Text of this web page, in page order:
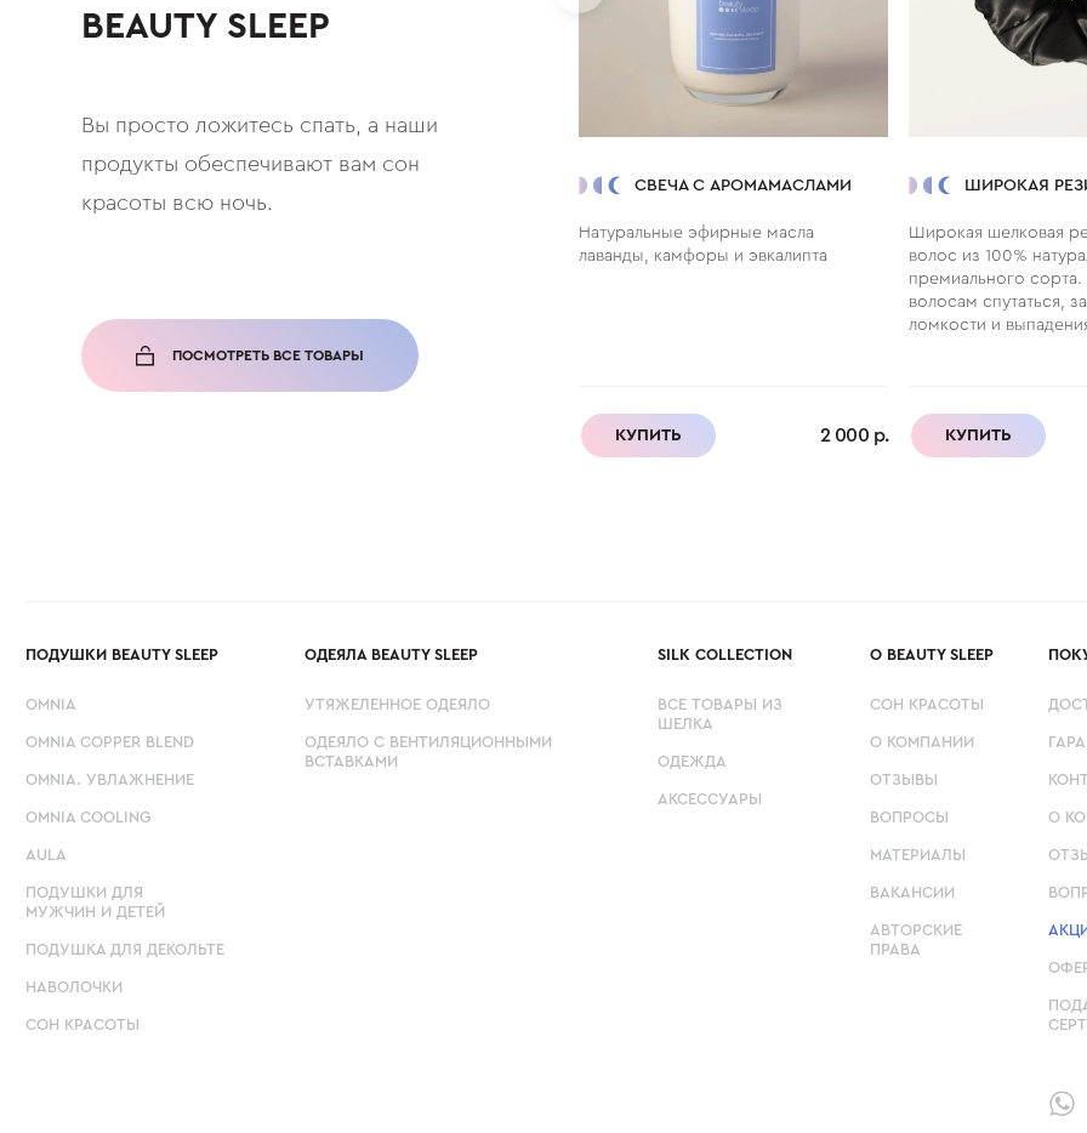
BEAUTY SLEEP
Вы просто ложитесь спать, а наши
продукты обеспечивают вам сон
красоты всю ночь.
ПОСМОТРЕТЬ ВСЕ ТОВАРЫ
СВЕЧА С АРОМАМАСЛАМИ
Натуральные эфирные масла
лаванды, камфоры и эвкалипта
КУПИТЬ 2 000 р.
ШИРОКАЯ
Широкая шелковая
волос из 100%
премиального сорта.
волосам спутаться,
ломкости и
КУПИТЬ
ПОДУШКИ BEAUTY SLEEP
OMNIA
OMNIA COPPER BLEND
OMNIA. УВЛАЖНЕНИЕ
OMNIA COOLING
AULA
ПОДУШКИ ДЛЯ
МУЖЧИН И ДЕТЕЙ
ПОДУШКА ДЛЯ ДЕКОЛЬТЕ
НАВОЛОЧКИ
СОН КРАСОТЫ
ОДЕЯЛА BEAUTY SLEEP
УТЯЖЕЛЕННОЕ ОДЕЯЛО
ОДЕЯЛО С ВЕНТИЛЯЦИОННЫМИ
ВСТАВКАМИ
SILK COLLECTION
ВСЕ ТОВАРЫ ИЗ
ШЕЛКА
ОДЕЖДА
АКСЕССУАРЫ
О BEAUTY SLEEP
СОН КРАСОТЫ
О КОМПАНИИ
ОТЗЫВЫ
ВОПРОСЫ
МАТЕРИАЛЫ
ВАКАНСИИ
АВТОРСКИЕ
ПРАВА
О